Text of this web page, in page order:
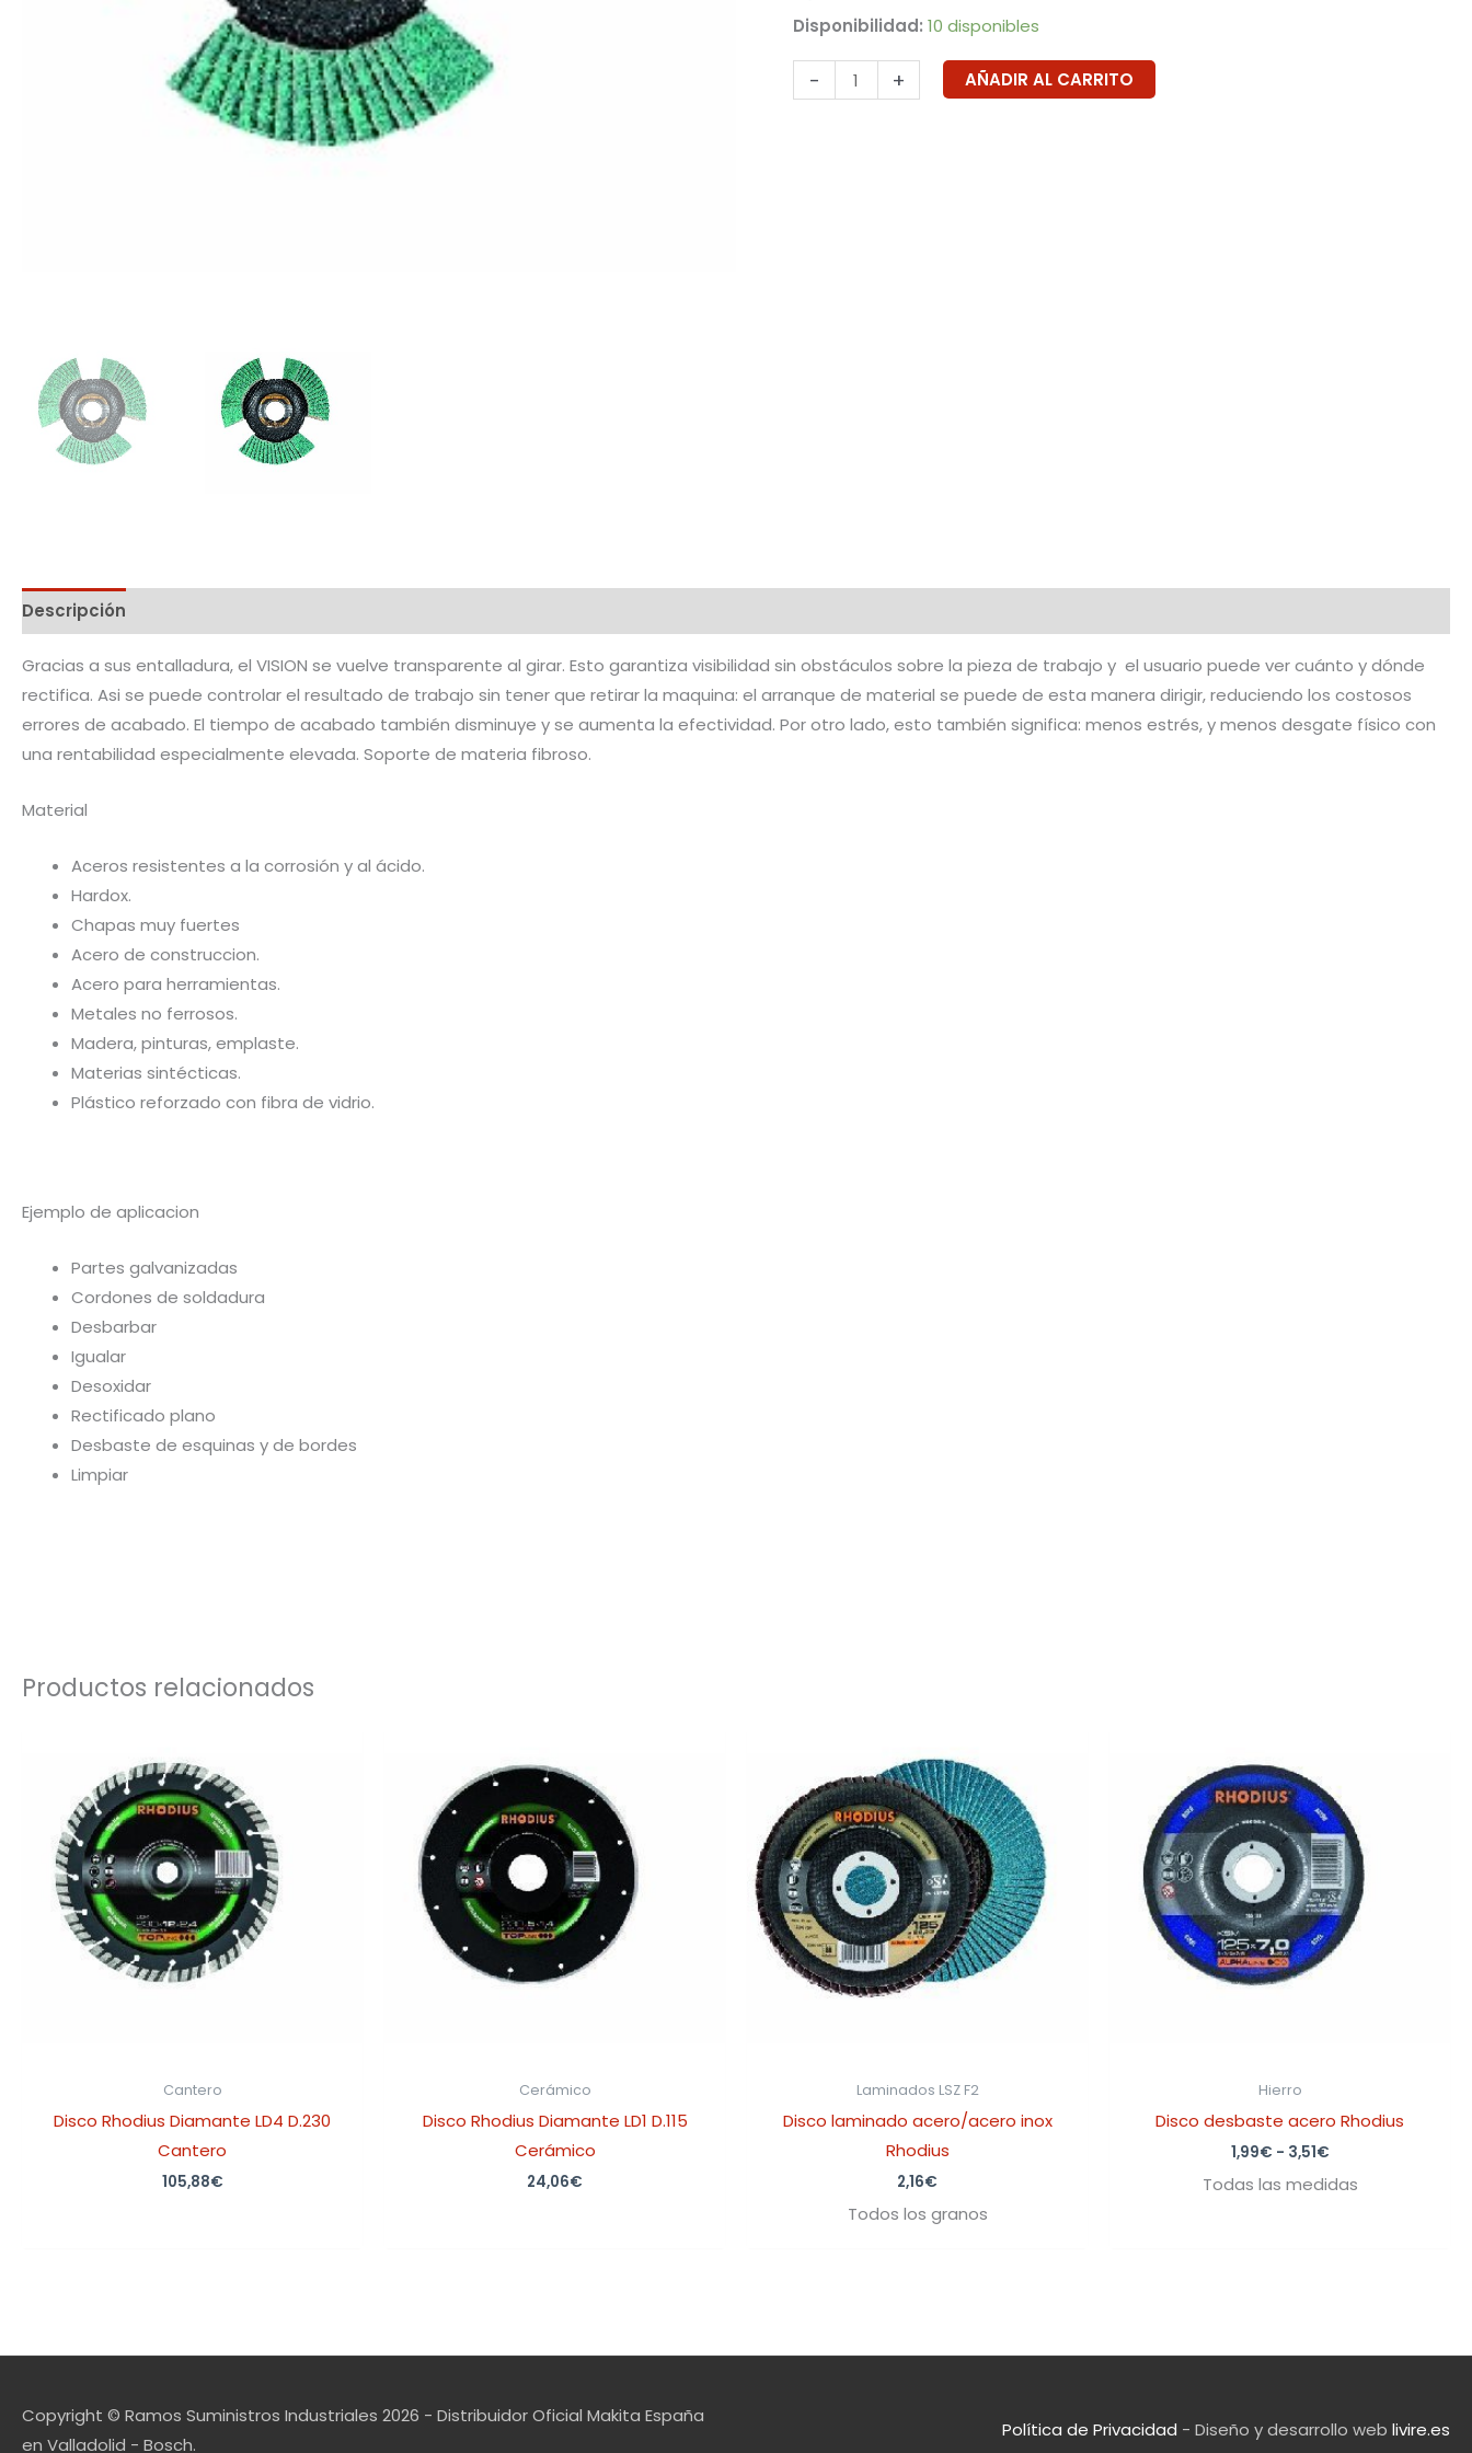
Disponibilidad: 10 disponibles
- + AÑADIR AL CARRITO
Descripción
Gracias a sus entalladura, el VISION se vuelve transparente al girar. Esto garantiza visibilidad sin obstáculos sobre la pieza de trabajo y el usuario puede ver cuánto y dónde
rectifica. Asi se puede controlar el resultado de trabajo sin tener que retirar la maquina: el arranque de material se puede de esta manera dirigir, reduciendo los costosos
errores de acabado. El tiempo de acabado también disminuye y se aumenta la efectividad. Por otro lado, esto también significa: menos estrés, y menos desgate físico con
una rentabilidad especialmente elevada. Soporte de materia fibroso.
Material
Aceros resistentes a la corrosión y al ácido.
Hardox.
Chapas muy fuertes
Acero de construccion.
Acero para herramientas.
Metales no ferrosos.
Madera, pinturas, emplaste.
Materias sintécticas.
Plástico reforzado con fibra de vidrio.
Ejemplo de aplicacion
Partes galvanizadas
Cordones de soldadura
Desbarbar
Igualar
Desoxidar
Rectificado plano
Desbaste de esquinas y de bordes
Limpiar
Productos relacionados
Cantero
Disco Rhodius Diamante LD4 D.230
Cantero
105,88€
Cerámico
Disco Rhodius Diamante LD1 D.115
Cerámico
24,06€
Laminados LSZ F2
Disco laminado acero/acero inox
Rhodius
2,16€
Todos los granos
Hierro
Disco desbaste acero Rhodius
1,99€ - 3,51€
desde
1,99€
hasta
3,51€
Todas las medidas
Copyright © Ramos Suministros Industriales 2026 - Distribuidor Oficial Makita España
en Valladolid - Bosch.
Política de Privacidad - Diseño y desarrollo web livire.es